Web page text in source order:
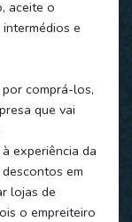
aceite o
e
comprá-los,
que vai
experiência da
em
lojas de
o empreiteiro